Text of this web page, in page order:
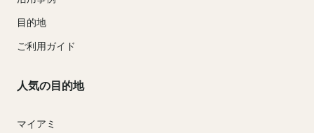
目的地
ご利用ガイド
人気の目的地
マイアミ